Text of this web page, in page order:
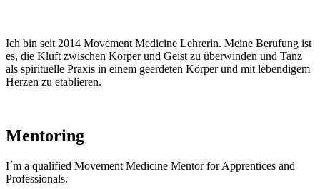
Ich bin seit 2014 Movement Medicine Lehrerin. Meine Berufung ist
es, die Kluft zwischen Körper und Geist zu überwinden und Tanz
als spirituelle Praxis in einem geerdeten Körper und mit lebendigem
Herzen zu etablieren.
Mentoring
I´m a qualified Movement Medicine Mentor for Apprentices and
Professionals.